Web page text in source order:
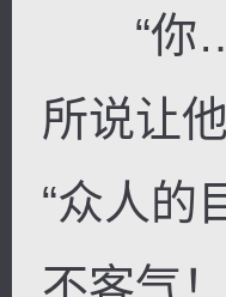
“你……
所说让
“众人的